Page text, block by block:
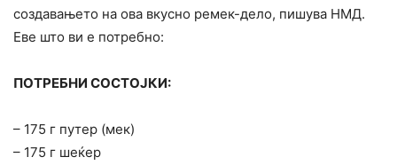
создавањето на ова вкусно ремек-дело, пишува НМД.
Еве што ви е потребно:
ПОТРЕБНИ СОСТОЈКИ:
– 175 г путер (мек)
– 175 г шеќер